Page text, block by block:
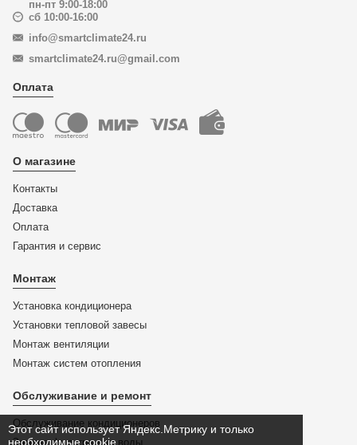
Этот сайт использует Яндекс.Метрику и только
необходимые cookie.
пн-пт 9:00-18:00
сб 10:00-16:00
info@smartclimate24.ru
smartclimate24.ru@gmail.com
Оплата
О магазине
Контакты
Доставка
Оплата
Гарантия и сервис
Монтаж
Установка кондиционера
Установки тепловой завесы
Монтаж вентиляции
Монтаж систем отопления
Обслуживание и ремонт
Обслуживание кондиционеров
Замена фильтра для воды